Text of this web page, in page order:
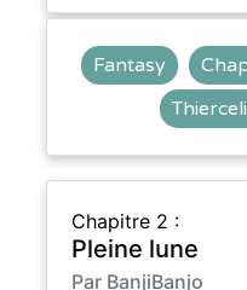
Fantasy
Chapitre 2 :
Pleine lune
Par BanjiBanjo